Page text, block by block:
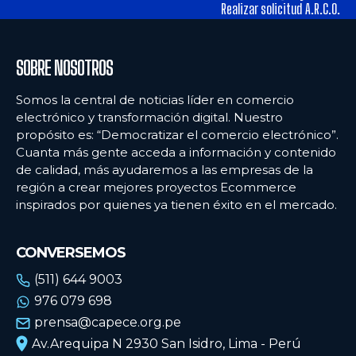
Ecommercenews
PERÚ
ARGENTINA
BOLIVIA
CHILE
ECUADOR
MÉXICO
URUGUAY
VENEZUELA
Ecommercenews
PERÚ
ARGENTINA
BOLIVIA
CHILE
ECUADOR
MÉXICO
URUGUAY
VENEZUELA
Realizar solicitud A.R.C.O.
SOBRE NOSOTROS
Somos la central de noticias líder en comercio
electrónico y transformación digital. Nuestro
propósito es: “Democratizar el comercio electrónico”.
Cuanta más gente acceda a información y contenido
de calidad, más ayudaremos a las empresas de la
región a crear mejores proyectos Ecommerce
inspirados por quienes ya tienen éxito en el mercado.
CONVERSEMOS
(511) 644 9003
976 079 698
prensa@capece.org.pe
Av.Arequipa N 2930 San Isidro, Lima - Perú